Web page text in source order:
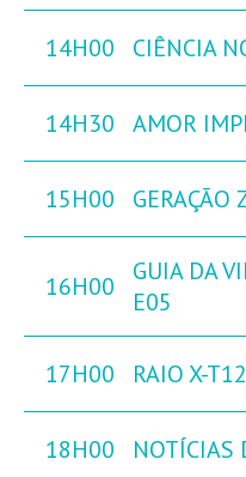
14H00 CIÊNCIA
14H30 AMOR
15H00 GERAÇÃO
16H00
GUIA DA
E05
17H00 RAIO X-
18H00 NOTÍCIAS